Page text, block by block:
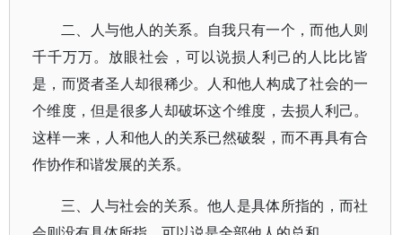
二、人与他人的关系。自我只有一个，而他人则
千千万万。放眼社会，可以说损人利己的人比比皆
是，而贤者圣人却很稀少。人和他人构成了社会的一
个维度，但是很多人却破坏这个维度，去损人利己。
这样一来，人和他人的关系已然破裂，而不再具有合
作协作和谐发展的关系。
三、人与社会的关系。他人是具体所指的，而社